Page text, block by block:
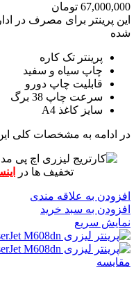
67,000,000 تومان
این پرینتر برای مصرف در
شده
پرینتر تک کاره
چاپ سیاه و سفید
قابلیت چاپ دورو
سرعت چاپ 38 برگ
سایز کاغذ A4
در ادامه به مشخصات کلی این
تخفیف ها در
افزودن به علاقه مندی
افزودن به سبد خرید
نمایش سریع
مقايسه